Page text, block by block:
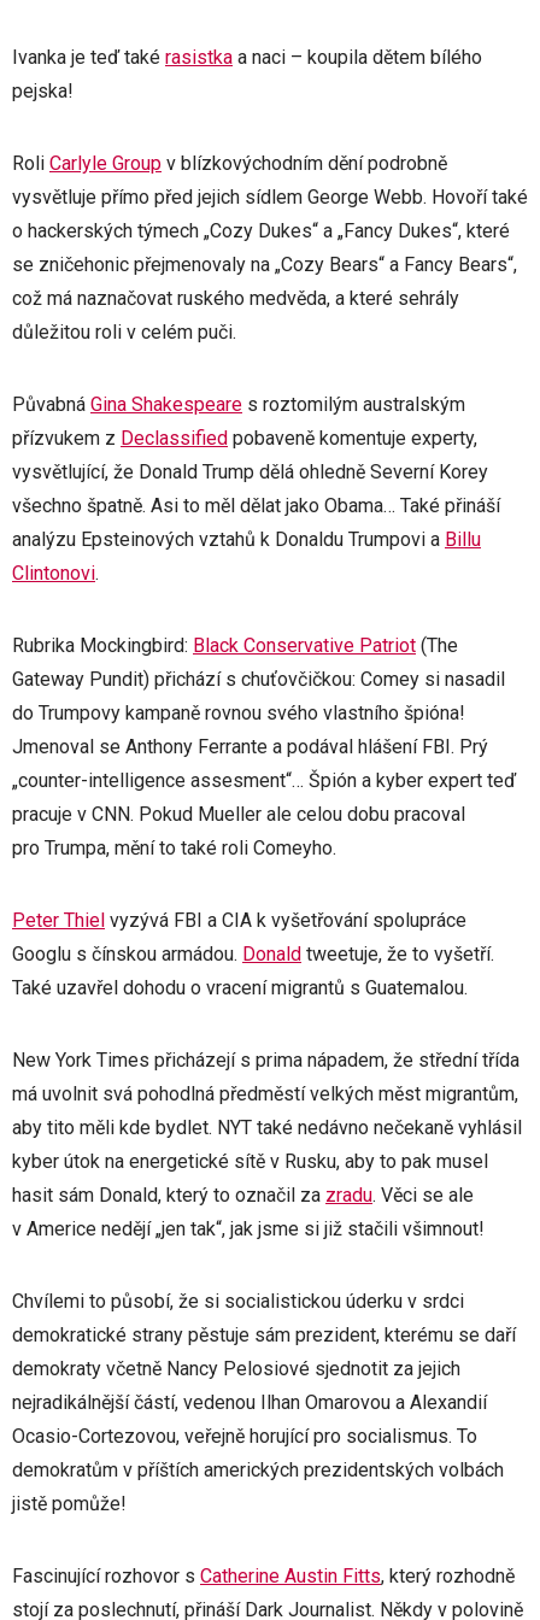
Ivanka je teď také rasistka a naci – koupila dětem bílého
pejska!
Roli Carlyle Group v blízkovýchodním dění podrobně
vysvětluje přímo před jejich sídlem George Webb. Hovoří také
o hackerských týmech „Cozy Dukes“ a „Fancy Dukes“, které
se zničehonic přejmenovaly na „Cozy Bears“ a Fancy Bears“,
což má naznačovat ruského medvěda, a které sehrály
důležitou roli v celém puči.
Půvabná Gina Shakespeare s roztomilým australským
přízvukem z Declassified pobaveně komentuje experty,
vysvětlující, že Donald Trump dělá ohledně Severní Korey
všechno špatně. Asi to měl dělat jako Obama… Také přináší
analýzu Epsteinových vztahů k Donaldu Trumpovi a Billu
Clintonovi.
Rubrika Mockingbird: Black Conservative Patriot (The
Gateway Pundit) přichází s chuťovčičkou: Comey si nasadil
do Trumpovy kampaně rovnou svého vlastního špióna!
Jmenoval se Anthony Ferrante a podával hlášení FBI. Prý
„counter-intelligence assesment“… Špión a kyber expert teď
pracuje v CNN. Pokud Mueller ale celou dobu pracoval
pro Trumpa, mění to také roli Comeyho.
Peter Thiel vyzývá FBI a CIA k vyšetřování spolupráce
Googlu s čínskou armádou. Donald tweetuje, že to vyšetří.
Také uzavřel dohodu o vracení migrantů s Guatemalou.
New York Times přicházejí s prima nápadem, že střední třída
má uvolnit svá pohodlná předměstí velkých měst migrantům,
aby tito měli kde bydlet. NYT také nedávno nečekaně vyhlásil
kyber útok na energetické sítě v Rusku, aby to pak musel
hasit sám Donald, který to označil za zradu. Věci se ale
v Americe nedějí „jen tak“, jak jsme si již stačili všimnout!
Chvílemi to působí, že si socialistickou úderku v srdci
demokratické strany pěstuje sám prezident, kterému se daří
demokraty včetně Nancy Pelosiové sjednotit za jejich
nejradikálnější částí, vedenou Ilhan Omarovou a Alexandií
Ocasio-Cortezovou, veřejně horující pro socialismus. To
demokratům v příštích amerických prezidentských volbách
jistě pomůže!
Fascinující rozhovor s Catherine Austin Fitts, který rozhodně
stojí za poslechnutí, přináší Dark Journalist. Někdy v polovině